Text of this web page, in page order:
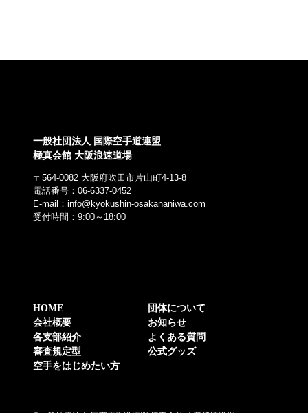
一般社団法人 国際空手道連盟
極真会館 大阪浪速道場
〒564-0082 大阪府吹田市片山町4-13-8
電話番号：06-6337-0452
E-mail： info@kyokushin-osakananiwa.com
受付時間：9:00～18:00
HOME
団体について
会社概要
お知らせ
各支部紹介
よくある質問
審査規定型
公式グッズ
空手をはじめたい方